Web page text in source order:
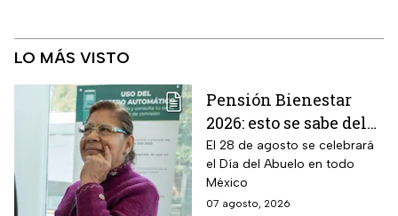
LO MÁS VISTO
Pensión Bienestar
2026: esto se sabe del
pago por el Día del
Abuelo en agosto
El 28 de agosto se celebrará
el Día del Abuelo en todo
México
07 agosto, 2026